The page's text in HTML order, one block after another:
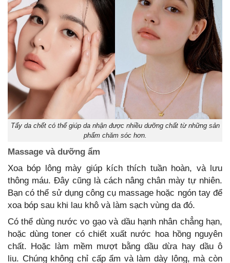
Tẩy da chết có thể giúp da nhận được nhiều dưỡng chất từ những sản
phẩm chăm sóc hơn.
Massage và dưỡng ẩm
Xoa bóp lông mày giúp kích thích tuần hoàn, và lưu
thông máu. Đây cũng là cách nâng chân mày tự nhiên.
Bạn có thể sử dụng công cụ massage hoặc ngón tay để
xoa bóp sau khi lau khô và làm sạch vùng da đó.
Có thể dùng nước vo gạo và dầu hạnh nhân chẳng hạn,
hoặc dùng toner có chiết xuất nước hoa hồng nguyên
chất. Hoặc làm mềm mượt bằng dầu dừa hay dầu ô
liu. Chúng không chỉ cấp ẩm và làm dày lông, mà còn